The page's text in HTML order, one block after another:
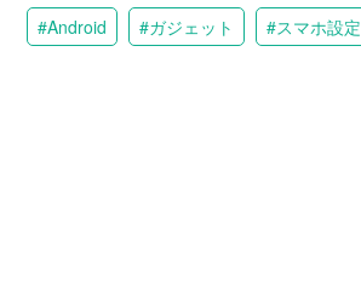
Android ガジェット スマホ設定